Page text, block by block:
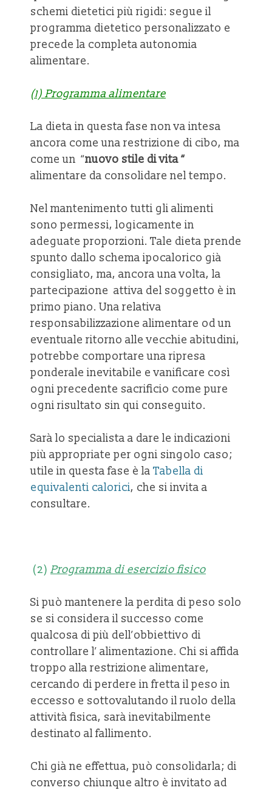
schemi dietetici più rigidi: segue il
programma dietetico personalizzato e
precede la completa autonomia
alimentare.
(1) Programma alimentare
La dieta in questa fase non va intesa
ancora come una restrizione di cibo, ma
come un “nuovo stile di vita “
alimentare da consolidare nel tempo.
Nel mantenimento tutti gli alimenti
sono permessi, logicamente in
adeguate proporzioni. Tale dieta prende
spunto dallo schema ipocalorico già
consigliato, ma, ancora una volta, la
partecipazione attiva del soggetto è in
primo piano. Una relativa
responsabilizzazione alimentare od un
eventuale ritorno alle vecchie abitudini,
potrebbe comportare una ripresa
ponderale inevitabile e vanificare così
ogni precedente sacrificio come pure
ogni risultato sin qui conseguito.
Sarà lo specialista a dare le indicazioni
più appropriate per ogni singolo caso;
utile in questa fase è la Tabella di
equivalenti calorici, che si invita a
consultare.
(2) Programma di esercizio fisico
Si può mantenere la perdita di peso solo
se si considera il successo come
qualcosa di più dell’obbiettivo di
controllare l’ alimentazione. Chi si affida
troppo alla restrizione alimentare,
cercando di perdere in fretta il peso in
eccesso e sottovalutando il ruolo della
attività fisica, sarà inevitabilmente
destinato al fallimento.
Chi già ne effettua, può consolidarla; di
converso chiunque altro è invitato ad